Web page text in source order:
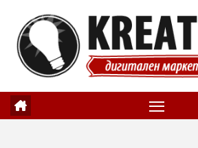
content